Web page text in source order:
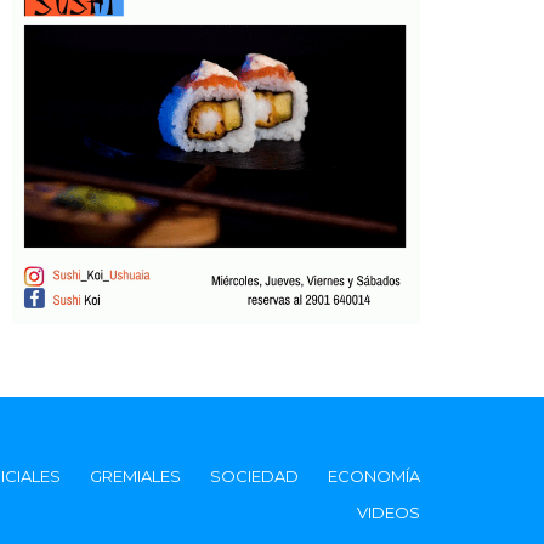
GREMIALES SOCIEDAD
ECONOMÍA
VIDEOS